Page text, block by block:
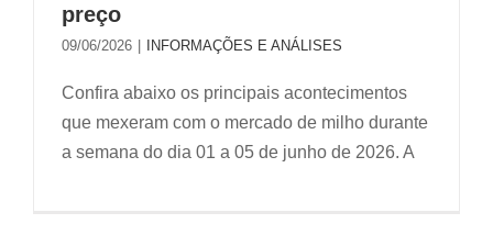
preço
09/06/2026 | INFORMAÇÕES E ANÁLISES
Confira abaixo os principais acontecimentos
que mexeram com o mercado de milho durante
a semana do dia 01 a 05 de junho de 2026. A